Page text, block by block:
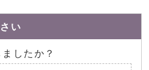
い
したか？